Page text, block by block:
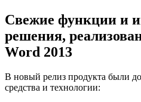
Свежие функции и
решения,
Word 2013
В новый релиз продукта были
средства и технологии: